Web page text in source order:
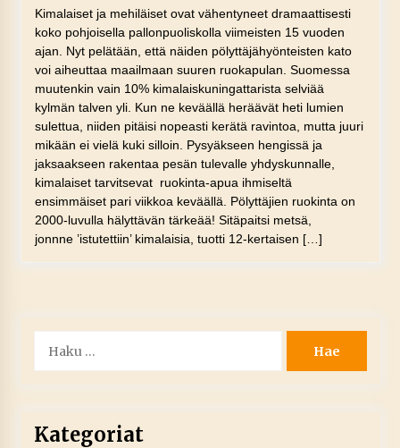
Kimalaiset ja mehiläiset ovat vähentyneet dramaattisesti
koko pohjoisella pallonpuoliskolla viimeisten 15 vuoden
ajan. Nyt pelätään, että näiden pölyttäjähyönteisten kato
voi aiheuttaa maailmaan suuren ruokapulan. Suomessa
muutenkin vain 10% kimalaiskuningattarista selviää
kylmän talven yli. Kun ne keväällä heräävät heti lumien
sulettua, niiden pitäisi nopeasti kerätä ravintoa, mutta juuri
mikään ei vielä kuki silloin. Pysyäkseen hengissä ja
jaksaakseen rakentaa pesän tulevalle yhdyskunnalle,
kimalaiset tarvitsevat ruokinta-apua ihmiseltä
ensimmäiset pari viikkoa keväällä. Pölyttäjien ruokinta on
2000-luvulla hälyttävän tärkeää! Sitäpaitsi metsä,
jonnne ’istutettiin’ kimalaisia, tuotti 12-kertaisen […]
Kategoriat